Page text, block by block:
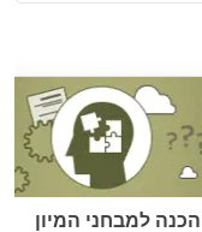
הכנה למבחני המיון